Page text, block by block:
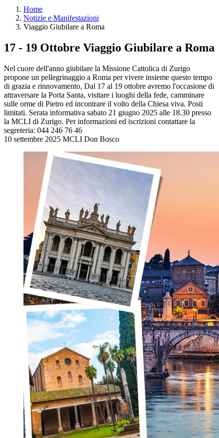
Home
Notizie e Manifestazioni
Viaggio Giubilare a Roma
17 - 19 Ottobre Viaggio Giubilare a Roma
Nel cuore dell'anno giubilare la Missione Cattolica di Zurigo
propone un pellegrinaggio a Roma per vivere insieme questo tempo
di grazia e rinnovamento, Dal 17 al 19 ottobre avremo l'occasione di
attraversare la Porta Santa, visitare i luoghi della fede, camminare
sulle orme di Pietro ed incontrare il volto della Chiesa viva. Posti
limitati. Serata informativa sabato 21 giugno 2025 alle 18.30 presso
la MCLI di Zurigo. Per informazioni ed iscrizioni contattare la
segreteria: 044 246 76 46
10 settembre 2025 MCLI Don Bosco